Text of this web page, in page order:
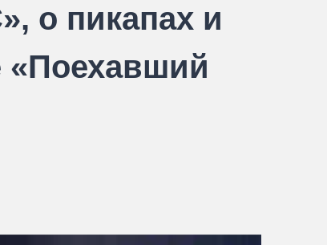
о пикапах и
«Поехавший